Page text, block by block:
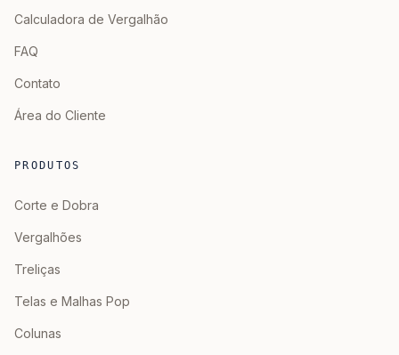
Calculadora de Vergalhão
FAQ
Contato
Área do Cliente
PRODUTOS
Corte e Dobra
Vergalhões
Treliças
Telas e Malhas Pop
Colunas